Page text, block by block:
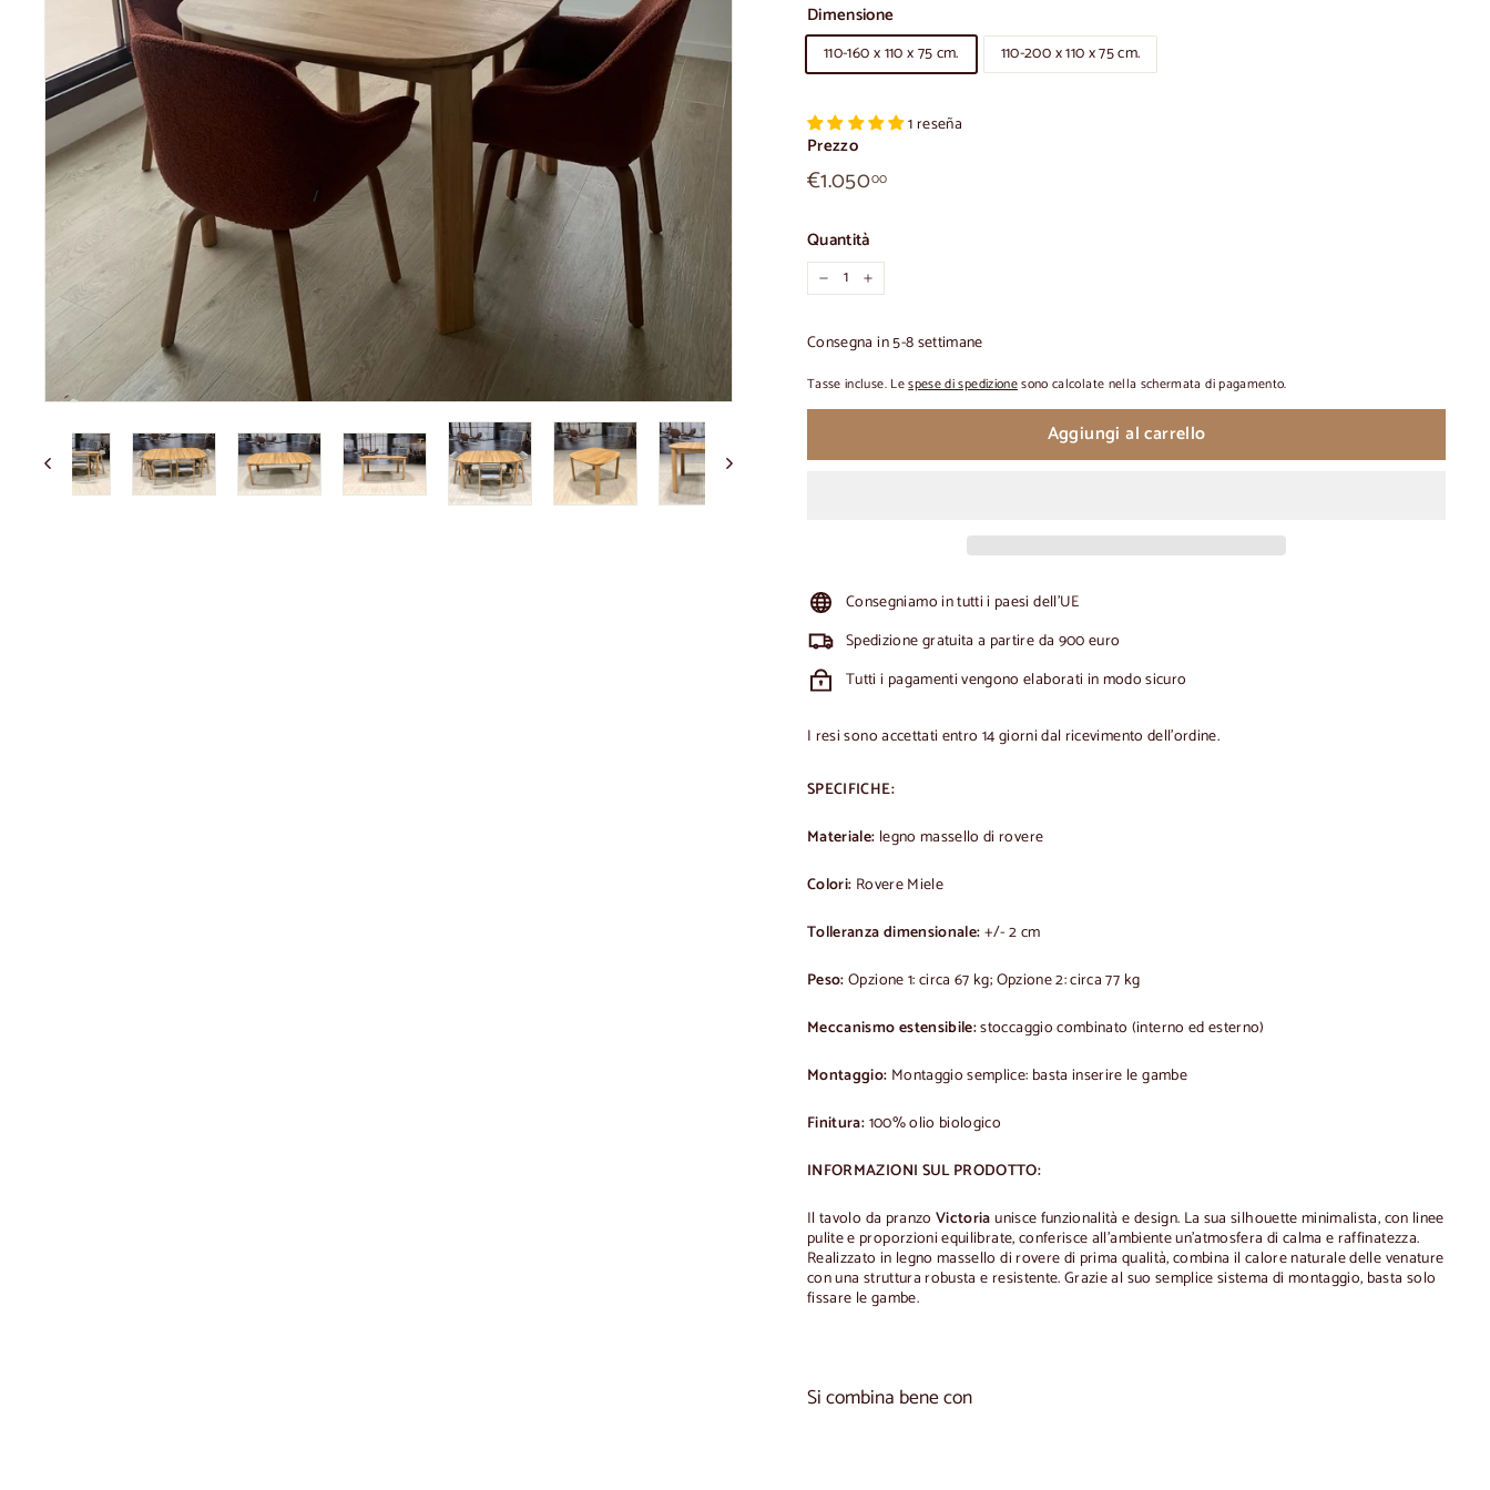
Dimensione
110-160 x 110 x 75 cm. 110-200 x 110 x 75 cm.
1 reseña
Prezzo
Prezzo
normale
€1.05000€1.050,00
Quantità
- +
Consegna in 5-8 settimane
Tasse incluse. Lespese di spedizionesono calcolate nella schermata di pagamento.
Aggiungi al carrello
Consegniamo in tutti i paesi dell'UE
Spedizione gratuita a partire da 900 euro
Tutti i pagamenti vengono elaborati in modo sicuro
I resi sono accettati entro 14 giorni dal ricevimento dell'ordine.
SPECIFICHE:
Materiale: legno massello di rovere
Colori: Rovere Miele
Tolleranza dimensionale:+/- 2 cm
Peso:Opzione 1: circa 67 kg; Opzione 2: circa 77 kg
Meccanismo estensibile:stoccaggio combinato (interno ed esterno)
Montaggio: Montaggio semplice: basta inserire le gambe
Finitura:100% olio biologico
INFORMAZIONI SUL PRODOTTO:
Il tavolo da pranzo Victoriaunisce funzionalità e design. La sua silhouette minimalista, con linee
pulite e proporzioni equilibrate, conferisce all'ambiente un'atmosfera di calma e raffinatezza.
Realizzato in legno massello di rovere di prima qualità, combina il calore naturale delle venature
con una struttura robusta e resistente. Grazie al suo semplice sistema di montaggio, basta solo
fissare le gambe.
Si combina bene con